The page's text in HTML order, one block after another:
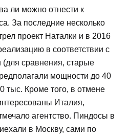
ли можно отнести к
За последние несколько
проект Наталки и в 2016
в соответствии с
сравнения, старые
мощности до 40
тыс. Кроме того, в отмене
Италия,
агентство. Пиндосы в
в Москву, сами по